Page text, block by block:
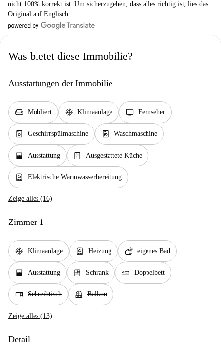
nicht 100% korrekt ist. Um sicherzugehen, dass alles richtig ist, lies das
Original auf Englisch.
Was bietet diese Immobilie?
Ausstattungen der Immobilie
chair Möbliert ac_unit Klimaanlage tv Fernseher
dishwasher_gen Geschirrspülmaschine local_laundry_service Waschmaschine
window_open Ausstattung kitchen Ausgestattete Küche
water_heater Elektrische Warmwasserbereitung
Zeige alles (16)
Zimmer 1
ac_unit Klimaanlage water_heater Heizung soap eigenes Bad
window_open Ausstattung dresser Schrank airline_seat_flat Doppelbett
desk Schreibtisch balcony Balkon
Zeige alles (13)
Detail